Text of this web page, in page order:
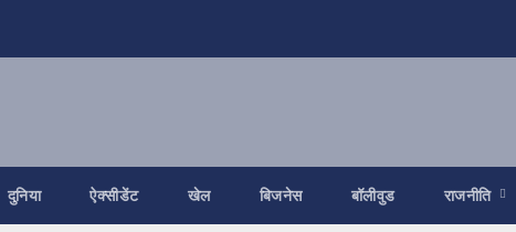
दुनिया ऐक्सीडेंट खेल बिजनेस बॉलीवुड राजनीति